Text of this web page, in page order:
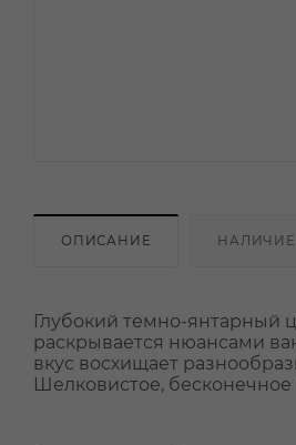
ОПИСАНИЕ НАЛИЧИЕ
Глубокий темно-янтарный
раскрывается нюансами
вкус восхищает
Шелковистое, бесконечное